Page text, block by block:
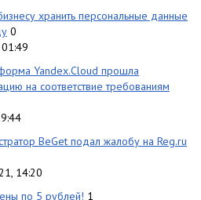
хранить персональные данные
0
Yandex.Cloud прошла
на соответствие требованиям
BeGet подал жалобу на Reg.ru
14:20
по 5 рублей! 1